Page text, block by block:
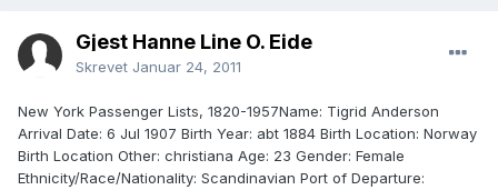
Gjest Hanne Line O. Eide
Skrevet Januar 24, 2011
New York Passenger Lists, 1820-1957Name: Tigrid Anderson
Arrival Date: 6 Jul 1907 Birth Year: abt 1884 Birth Location: Norway
Birth Location Other: christiana Age: 23 Gender: Female
Ethnicity/Race­/Nationality: Scandinavian Port of Departure: